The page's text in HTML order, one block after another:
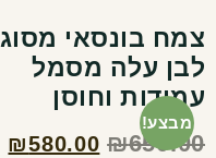
מבצע!
צמח בונסאי מסוג
לבן עלה מסמל
עמידות וחוסן
₪650.00
₪580.00